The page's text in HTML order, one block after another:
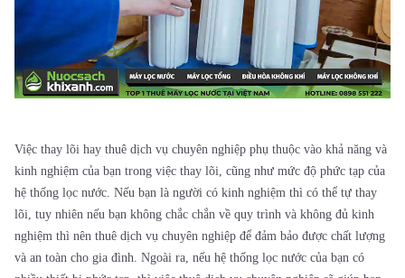
Việc thay lõi hay thuê dịch vụ chuyên nghiệp phụ thuộc vào khả năng và
kinh nghiệm của bạn trong việc thay lõi, cũng như mức độ phức tạp của
hệ thống lọc nước. Nếu bạn là người có kinh nghiệm thì có thể tự thay
lõi, tuy nhiên nếu bạn không chắc chắn về quy trình và không đủ kinh
nghiệm thì nên thuê dịch vụ chuyên nghiệp để đảm bảo được chất lượng
và an toàn cho gia đình. Ngoài ra, nếu hệ thống lọc nước của bạn có